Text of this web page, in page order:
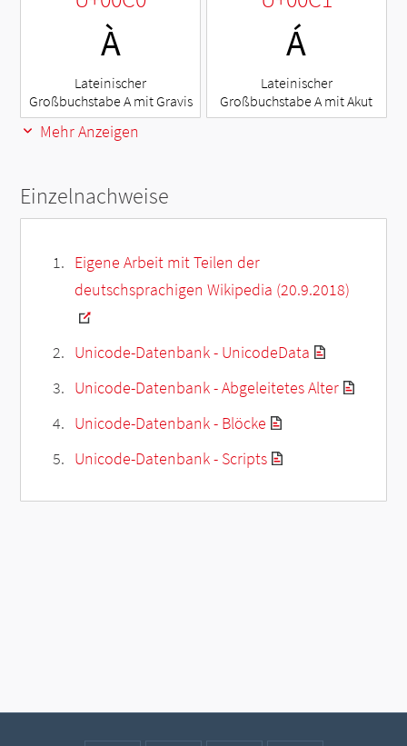
À
Lateinischer
Großbuchstabe A mit Gravis
Á
Lateinischer
Großbuchstabe A mit Akut
Mehr Anzeigen
Einzelnachweise
Eigene Arbeit mit Teilen der
deutschsprachigen Wikipedia (20.9.2018)
Unicode-Datenbank - UnicodeData
Unicode-Datenbank - Abgeleitetes Alter
Unicode-Datenbank - Blöcke
Unicode-Datenbank - Scripts